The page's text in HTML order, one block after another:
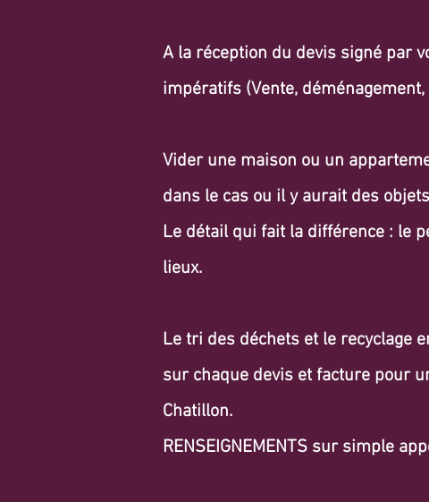
A la réception du devis signé par
impératifs (Vente,
Vider une maison ou un
dans le cas ou il y aurait des
Le détail qui fait la différence : le
lieux.
Le tri des déchets et le recyclage
sur chaque devis et facture pour
Chatillon.
RENSEIGNEMENTS sur simple